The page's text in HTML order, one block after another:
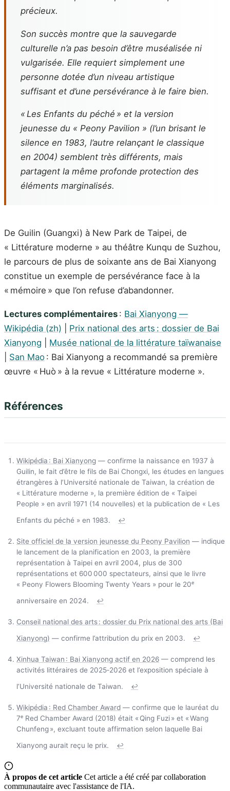
précieux.
Son succès montre que la sauvegarde
culturelle n’a pas besoin d’être muséalisée ni
vulgarisée. Elle requiert simplement une
personne dotée d’un niveau artistique
suffisant et d’une persévérance à le faire bien.
« Les Enfants du péché » et la version
jeunesse du « Peony Pavilion » (l’un brisant le
silence en 1983, l’autre relançant le classique
en 2004) semblent très différents, mais
partagent la même profonde protection des
éléments marginalisés.
De Guilin (Guangxi) à New Park de Taipei, de
« Littérature moderne » au théâtre Kunqu de Suzhou,
le parcours de plus de soixante ans de Bai Xianyong
constitue un exemple de persévérance face à la
« mémoire » que l’on refuse d’abandonner.
Lectures complémentaires : Bai Xianyong —
Wikipédia (zh)
Prix national des arts : dossier de Bai
Xianyong
Musée national de la littérature taïwanaise
San Mao : Bai Xianyong a recommandé sa première
œuvre « Huò » à la revue « Littérature moderne ».
Références
Wikipédia : Bai Xianyong — confirme la naissance en 1937 à
Guilin, le fait d’être le fils de Bai Chongxi, les études en langues
étrangères à l’Université nationale de Taiwan, la création de
« Littérature moderne », la première édition de « Taipei
People » en avril 1971 (14 nouvelles) et la publication de « Les
Enfants du péché » en 1983.
↩
Site officiel de la version jeunesse du Peony Pavilion — indique
le lancement de la planification en 2003, la première
représentation à Taipei en avril 2004, plus de 300
représentations et 600 000 spectateurs, ainsi que le livre
« Peony Flowers Blooming Twenty Years » pour le 20ᵉ
anniversaire en 2024.
↩
Conseil national des arts : dossier du Prix national des arts (Bai
Xianyong) — confirme l’attribution du prix en 2003. ↩
Xinhua Taiwan : Bai Xianyong actif en 2026 — comprend les
activités littéraires de 2025‑2026 et l’exposition spéciale à
l’Université nationale de Taiwan.
↩
Wikipédia : Red Chamber Award — confirme que le lauréat du
7ᵉ Red Chamber Award (2018) était « Qing Fuzi » et « Wang
Chunfeng », excluant toute affirmation selon laquelle Bai
Xianyong aurait reçu le prix.
↩
À propos de cet article Cet article a été créé par collaboration
communautaire avec l'assistance de l'IA.